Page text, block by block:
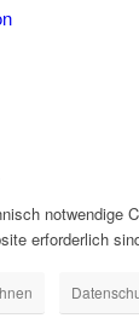
notwendige
erforderlich